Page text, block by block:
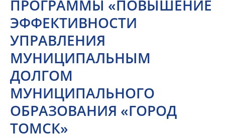
ПРОГРАММЫ «ПОВЫШЕНИЕ
ЭФФЕКТИВНОСТИ
УПРАВЛЕНИЯ
МУНИЦИПАЛЬНЫМ
ДОЛГОМ
МУНИЦИПАЛЬНОГО
ОБРАЗОВАНИЯ «ГОРОД
ТОМСК»